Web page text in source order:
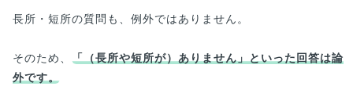
長所・短所の質問も、例外ではありません。
そのため、
「（長所や短所が）ありません」といった回答は論
外です。